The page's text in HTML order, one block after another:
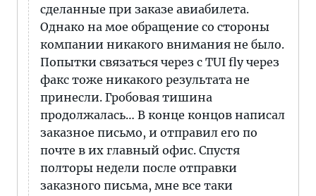
сделанные при заказе авиабилета.
Однако на мое обращение со стороны
компании никакого внимания не было.
Попытки связаться через с TUI fly через
факс тоже никакого результата не
принесли. Гробовая тишина
продолжалась… В конце концов написал
заказное письмо, и отправил его по
почте в их главный офис. Спустя
полторы недели после отправки
заказного письма, мне все таки